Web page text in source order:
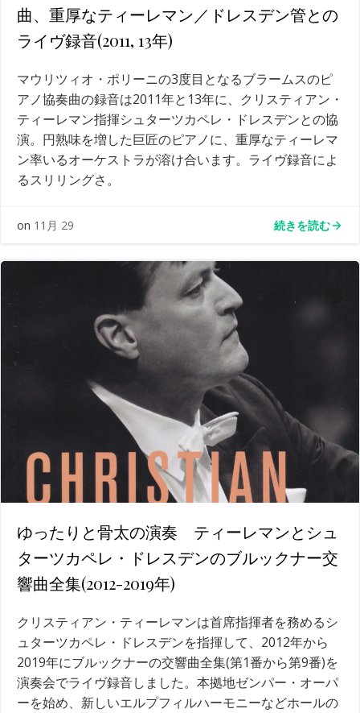
曲、重厚なティーレマン／ドレスデン管との
ライヴ録音(2011, 13年)
マウリツィオ・ポリーニの3度目となるブラームスのピ
アノ協奏曲の録音は2011年と13年に、クリスティアン・
ティーレマン指揮シュターツカペレ・ドレスデンとの協
演。円熟味を増した巨匠のピアノに、重厚なティーレマ
ン率いるオーケストラが溶け合います。ライヴ録音によ
るスリリングさ。
on 11月 29 続きを読む
ゆったりと骨太の演奏 ティーレマンとシュ
ターツカペレ・ドレスデンのブルックナー交
響曲全集(2012-2019年)
クリスティアン・ティーレマンは首席指揮者を務めるシ
ュターツカペレ・ドレスデンを指揮して、2012年から
2019年にブルックナーの交響曲全集(第1番から第9番)を
演奏会でライヴ録音しました。本拠地ゼンパー・オーパ
ーを始め、新しいエルプフィルハーモニーなどホールの